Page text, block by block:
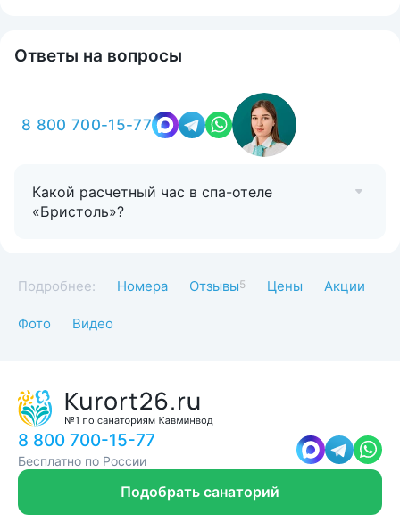
Ответы на вопросы
8 800 700-15-77
Какой расчетный час в спа-отеле
«Бристоль»?
Подробнее: Номера Отзывы5 Цены Акции
Фото Видео
8 800 700-15-77
Бесплатно по России
Подобрать санаторий